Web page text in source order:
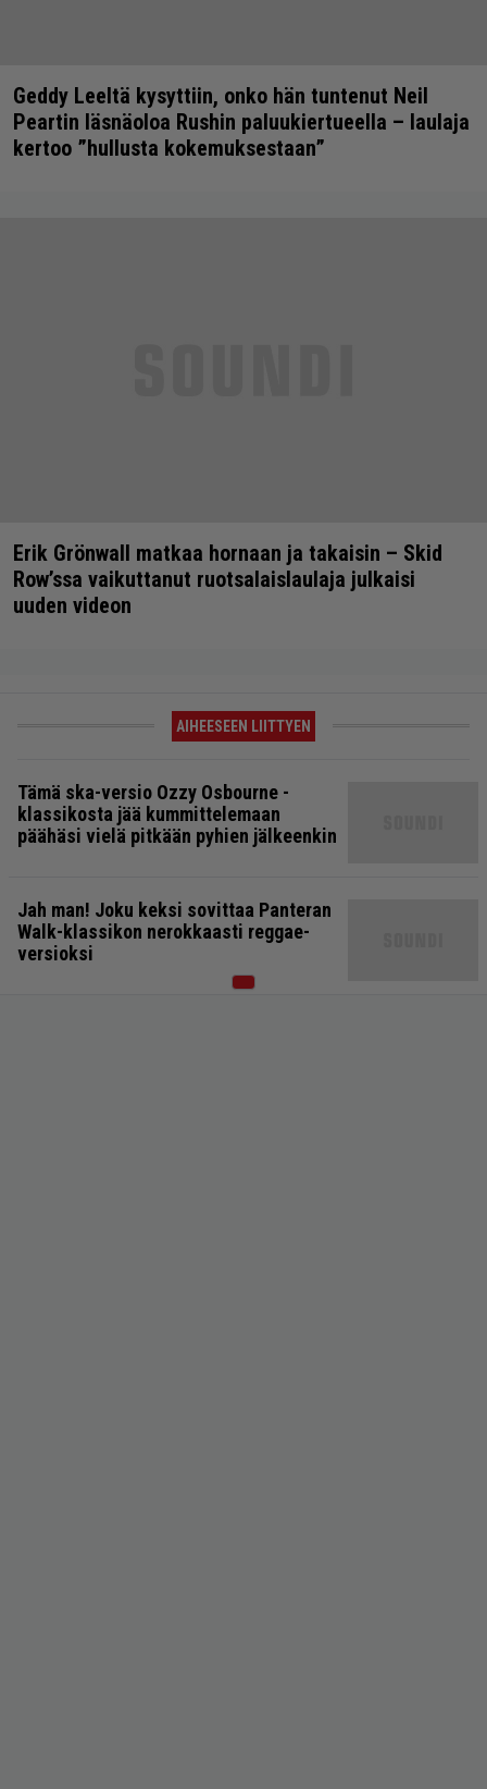
Geddy Leeltä kysyttiin, onko hän tuntenut Neil
Peartin läsnäoloa Rushin paluukiertueella – laulaja
kertoo ”hullusta kokemuksestaan”
Erik Grönwall matkaa hornaan ja takaisin – Skid
Row’ssa vaikuttanut ruotsalaislaulaja julkaisi
uuden videon
AIHEESEEN LIITTYEN
Tämä ska-versio Ozzy Osbourne -
klassikosta jää kummittelemaan
päähäsi vielä pitkään pyhien jälkeenkin
Jah man! Joku keksi sovittaa Panteran
Walk-klassikon nerokkaasti reggae-
versioksi